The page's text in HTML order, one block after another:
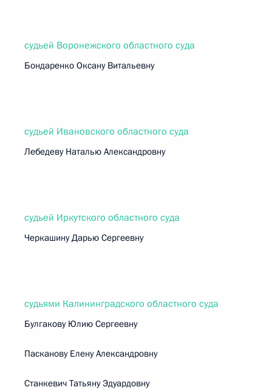
судьей Воронежского областного суда
Бондаренко Оксану Витальевну
судьей Ивановского областного суда
Лебедеву Наталью Александровну
судьей Иркутского областного суда
Черкашину Дарью Сергеевну
судьями Калининградского областного суда
Булгакову Юлию Сергеевну
Пасканову Елену Александровну
Станкевич Татьяну Эдуардовну